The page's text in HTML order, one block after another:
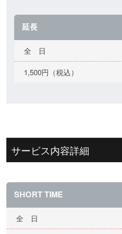
延長
全 日
1,500円（税込）
サービス内容詳細
SHORT TIME
全 日